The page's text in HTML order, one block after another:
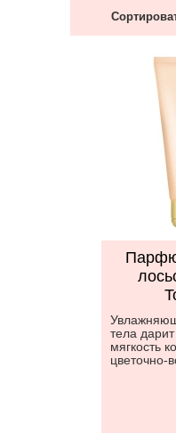
тела дарит
мягкость
цветочно-